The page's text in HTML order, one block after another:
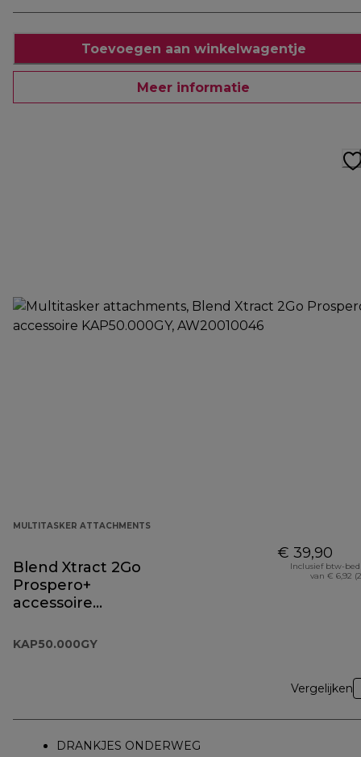
Toevoegen aan winkelwagentje
Meer informatie
MULTITASKER ATTACHMENTS
Blend Xtract 2Go
Prospero+
accessoire
KAP50.000GY
€ 39,90
Inclusief btw-
van € 6,92
Vergelijken
DRANKJES ONDERWEG